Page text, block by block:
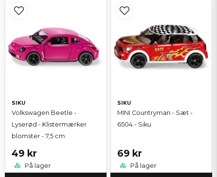
SIKU
Volkswagen Beetle -
Lyserød - Klistermærker
blomster - 7,5 cm
49 kr
På lager
SIKU
MINI Countryman - Sæt -
6504 - Siku
69 kr
På lager